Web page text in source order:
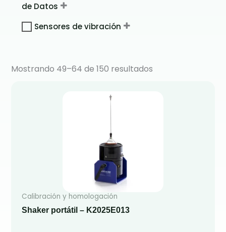
de Datos
Sensores de vibración
Mostrando 49–64 de 150 resultados
Calibración y homologación
Shaker portátil – K2025E013